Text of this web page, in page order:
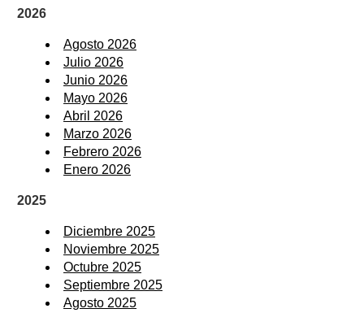
2026
Agosto 2026
Julio 2026
Junio 2026
Mayo 2026
Abril 2026
Marzo 2026
Febrero 2026
Enero 2026
2025
Diciembre 2025
Noviembre 2025
Octubre 2025
Septiembre 2025
Agosto 2025